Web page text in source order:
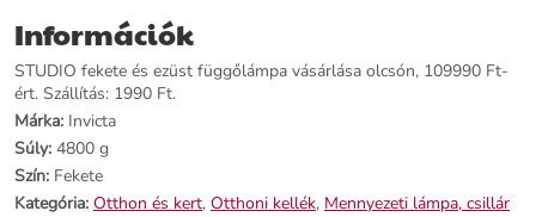
Név:STUDIO fekete és ezüst függőlámpa
Ár: 94290 Ft
Márka:
Invicta (egyszer említve)
Kategória:Mennyezeti lámpa, csillár
Tömeg:4800 g
Szín: Fekete
Szállítási díj:1990 Ft
Információk
STUDIO fekete és ezüst függőlámpa vásárlása olcsón, 109990 Ft-
ért. Szállítás: 1990 Ft.
Márka: Invicta
Súly: 4800 g
Szín: Fekete
Kategória: Otthon és kert, Otthoni kellék, Mennyezeti lámpa, csillár